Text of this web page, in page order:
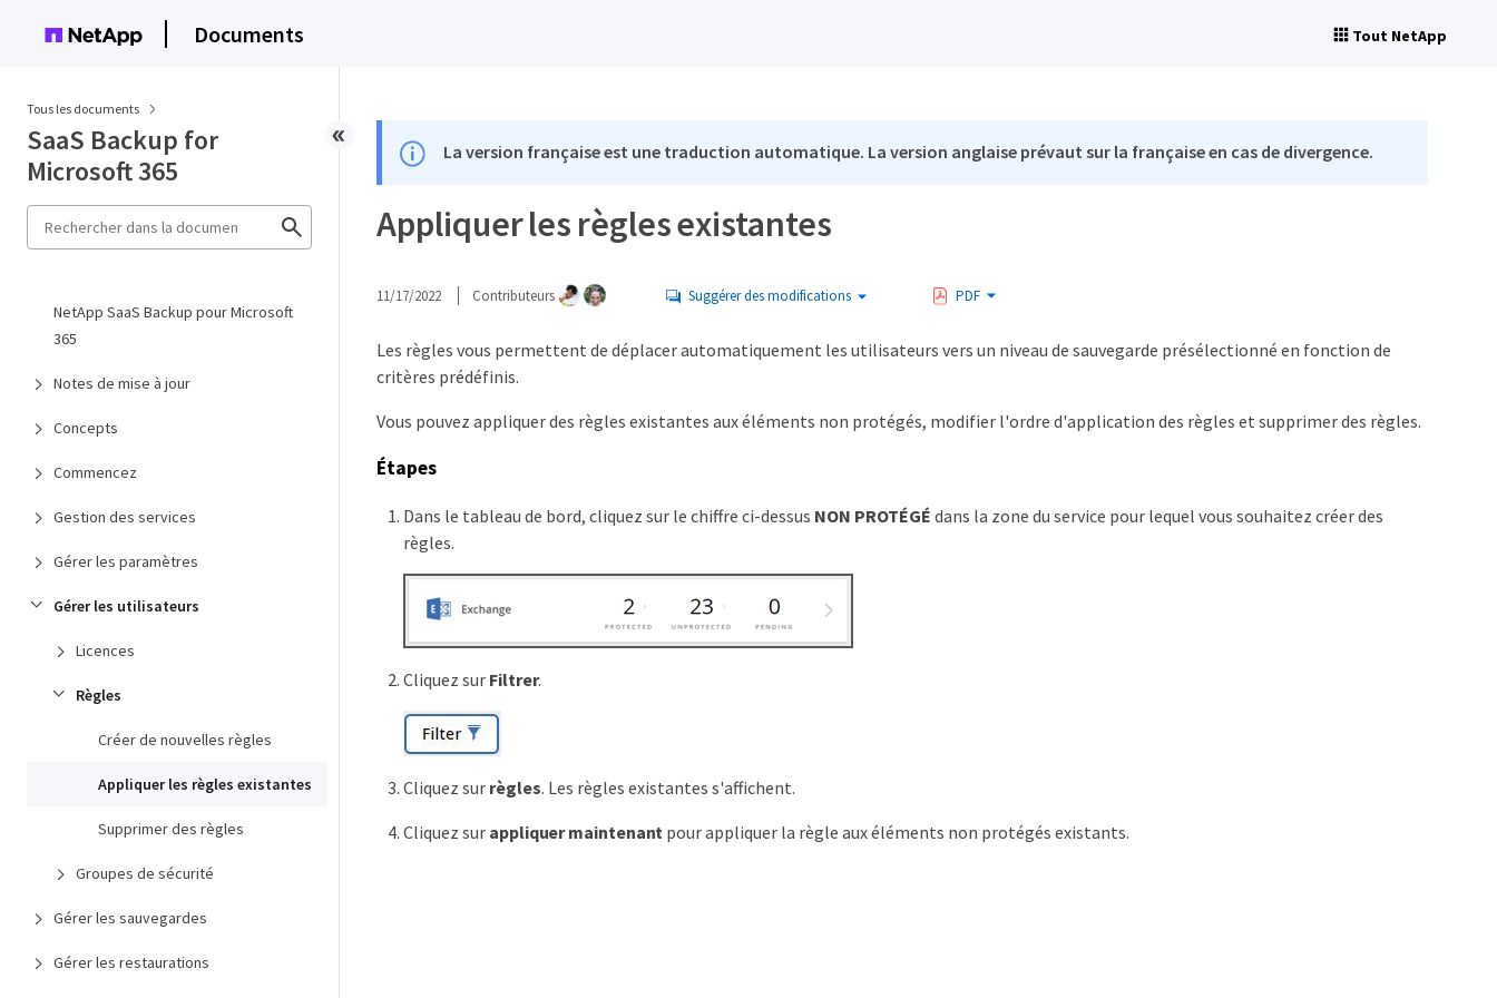
Documents Tout NetApp
Tous les documents
SaaS Backup for
Microsoft 365
NetApp SaaS Backup pour Microsoft
365
Notes de mise à jour
Concepts
Commencez
Gestion des services
Gérer les paramètres
Gérer les utilisateurs
Licences
Règles
Créer de nouvelles règles
Appliquer les règles existantes
Supprimer des règles
Groupes de sécurité
Gérer les sauvegardes
Gérer les restaurations
La version française est une traduction automatique. La version anglaise prévaut sur la française en cas de divergence.
Appliquer les règles existantes
11/17/2022 Contributeurs Suggérer des modifications PDF
Les règles vous permettent de déplacer automatiquement les utilisateurs vers un niveau de sauvegarde présélectionné en fonction de
critères prédéfinis.
Vous pouvez appliquer des règles existantes aux éléments non protégés, modifier l'ordre d'application des règles et supprimer des règles.
Étapes
Dans le tableau de bord, cliquez sur le chiffre ci-dessus NON PROTÉGÉ dans la zone du service pour lequel vous souhaitez créer des
règles.
Cliquez sur Filtrer.
Cliquez sur règles. Les règles existantes s'affichent.
Cliquez sur appliquer maintenant pour appliquer la règle aux éléments non protégés existants.